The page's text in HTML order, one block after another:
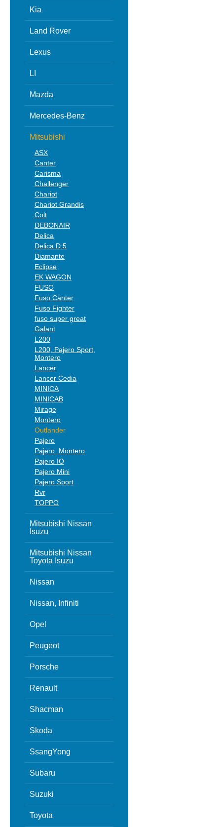
Kia
Land Rover
Lexus
LI
Mazda
Mercedes-Benz
Mitsubishi
ASX
Canter
Carisma
Challenger
Chariot
Chariot Grandis
Colt
DEBONAIR
Delica
Delica D:5
Diamante
Eclipse
EK WAGON
FUSO
Fuso Canter
Fuso Fighter
fuso super great
Galant
L200
L200, Pajero Sport,
Montero
Lancer
Lancer Cedia
MINICA
MINICAB
Mirage
Montero
Outlander
Pajero
Pajero. Montero
Pajero IO
Pajero Mini
Pajero Sport
Rvr
TOPPO
Mitsubishi Nissan
Isuzu
Mitsubishi Nissan
Toyota Isuzu
Nissan
Nissan, Infiniti
Opel
Peugeot
Porsche
Renault
Shacman
Skoda
SsangYong
Subaru
Suzuki
Toyota